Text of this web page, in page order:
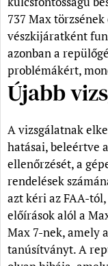
737 Max
vészkijáratként
azonban a
problémákért,
Újabb
A vizsgálatnak
hatásai, beleértve
ellenőrzését, a
rendelések
azt kéri az FAA-
előírások alól a
Max 7-nek, amely
tanúsítványt. A